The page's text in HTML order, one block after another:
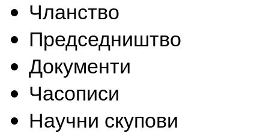
Чланство
Председништво
Документи
Часописи
Научни скупови